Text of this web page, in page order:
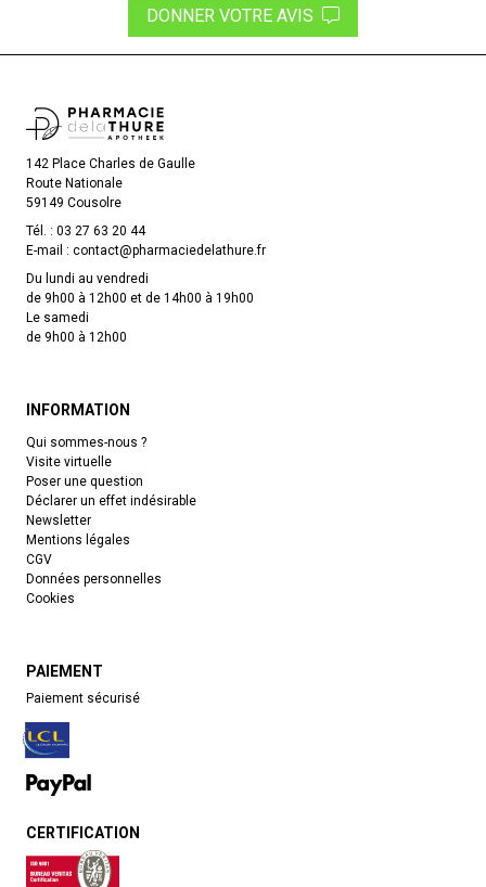
DONNER VOTRE AVIS
142 Place Charles de Gaulle
Route Nationale
59149 Cousolre
Tél. : 03 27 63 20 44
E-mail : contact@pharmaciedelathure.fr
Du lundi au vendredi
de 9h00 à 12h00 et de 14h00 à 19h00
Le samedi
de 9h00 à 12h00
INFORMATION
Qui sommes-nous ?
Visite virtuelle
Poser une question
Déclarer un effet indésirable
Newsletter
Mentions légales
CGV
Données personnelles
Cookies
PAIEMENT
Paiement sécurisé
CERTIFICATION